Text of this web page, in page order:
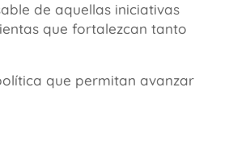
de aquellas iniciativas
que fortalezcan tanto
que permitan avanzar